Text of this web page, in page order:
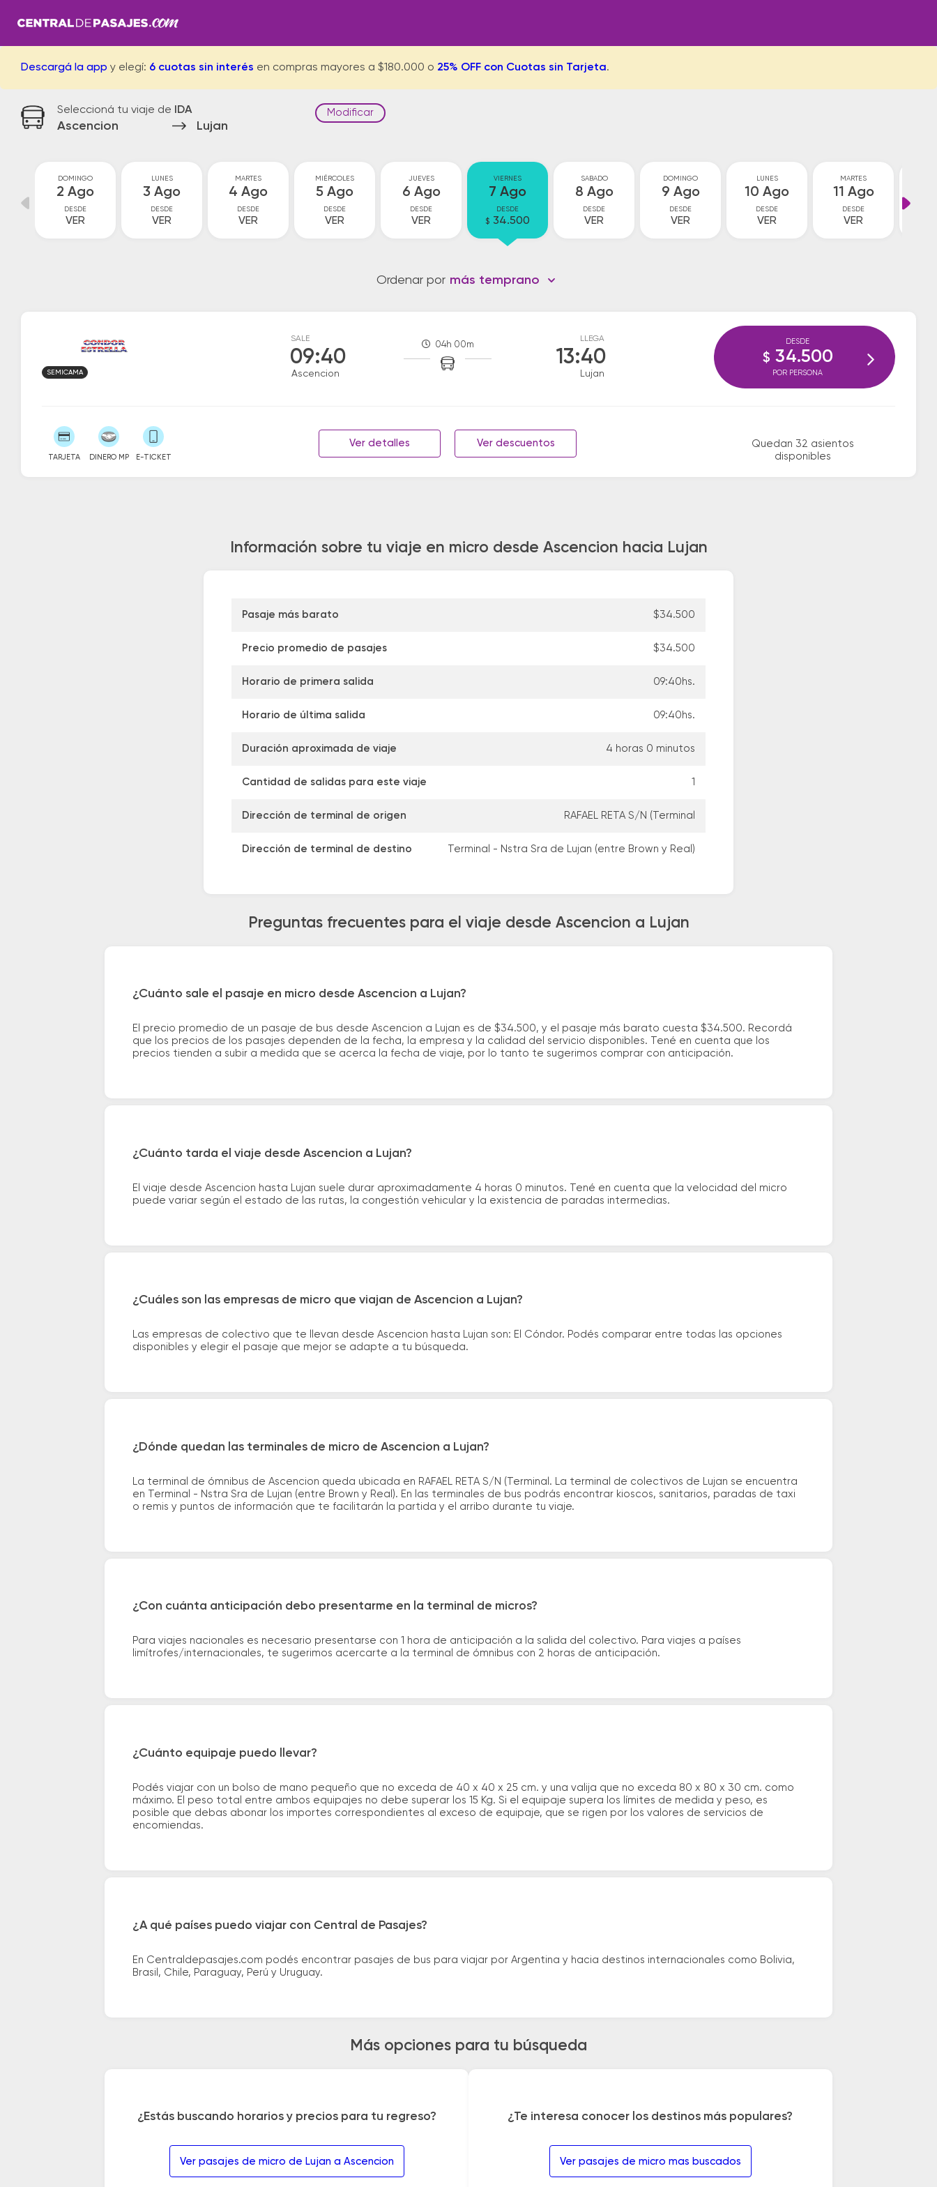
Descargá la app y elegí: 6 cuotas sin interés en compras mayores a $180.000 o 25% OFF con Cuotas sin Tarjeta.
Seleccioná tu viaje de IDA
Ascencion Lujan
Modificar
DOMINGO
2 Ago
DESDE
VER
LUNES
3 Ago
DESDE
VER
MARTES
4 Ago
DESDE
VER
MIÉRCOLES
5 Ago
DESDE
VER
JUEVES
6 Ago
DESDE
VER
VIERNES
7 Ago
DESDE
$ 34.500
SABADO
8 Ago
DESDE
VER
DOMINGO
9 Ago
DESDE
VER
LUNES
10 Ago
DESDE
VER
MARTES
11 Ago
DESDE
VER
Ordenar por más temprano
SALE
09:40
Ascencion
04h 00m
LLEGA
13:40
Lujan
SEMICAMA
TARJETA DINERO MP E-TICKET
Ver detalles Ver descuentos
Quedan 32 asientos
disponibles
DESDE
$ 34.500
POR PERSONA
Información sobre tu viaje en micro desde Ascencion hacia Lujan
Pasaje más barato $34.500
Precio promedio de pasajes $34.500
Horario de primera salida 09:40hs.
Horario de última salida 09:40hs.
Duración aproximada de viaje 4 horas 0 minutos
Cantidad de salidas para este viaje 1
Dirección de terminal de origen RAFAEL RETA S/N (Terminal
Dirección de terminal de destino Terminal - Nstra Sra de Lujan (entre Brown y Real)
Preguntas frecuentes para el viaje desde Ascencion a Lujan
¿Cuánto sale el pasaje en micro desde Ascencion a Lujan?
El precio promedio de un pasaje de bus desde Ascencion a Lujan es de $34.500, y el pasaje más barato cuesta $34.500. Recordá
que los precios de los pasajes dependen de la fecha, la empresa y la calidad del servicio disponibles. Tené en cuenta que los
precios tienden a subir a medida que se acerca la fecha de viaje, por lo tanto te sugerimos comprar con anticipación.
¿Cuánto tarda el viaje desde Ascencion a Lujan?
El viaje desde Ascencion hasta Lujan suele durar aproximadamente 4 horas 0 minutos. Tené en cuenta que la velocidad del micro
puede variar según el estado de las rutas, la congestión vehicular y la existencia de paradas intermedias.
¿Cuáles son las empresas de micro que viajan de Ascencion a Lujan?
Las empresas de colectivo que te llevan desde Ascencion hasta Lujan son: El Cóndor. Podés comparar entre todas las opciones
disponibles y elegir el pasaje que mejor se adapte a tu búsqueda.
¿Dónde quedan las terminales de micro de Ascencion a Lujan?
La terminal de ómnibus de Ascencion queda ubicada en RAFAEL RETA S/N (Terminal. La terminal de colectivos de Lujan se encuentra
en Terminal - Nstra Sra de Lujan (entre Brown y Real). En las terminales de bus podrás encontrar kioscos, sanitarios, paradas de taxi
o remis y puntos de información que te facilitarán la partida y el arribo durante tu viaje.
¿Con cuánta anticipación debo presentarme en la terminal de micros?
Para viajes nacionales es necesario presentarse con 1 hora de anticipación a la salida del colectivo. Para viajes a países
limítrofes/internacionales, te sugerimos acercarte a la terminal de ómnibus con 2 horas de anticipación.
¿Cuánto equipaje puedo llevar?
Podés viajar con un bolso de mano pequeño que no exceda de 40 x 40 x 25 cm. y una valija que no exceda 80 x 80 x 30 cm. como
máximo. El peso total entre ambos equipajes no debe superar los 15 Kg. Si el equipaje supera los límites de medida y peso, es
posible que debas abonar los importes correspondientes al exceso de equipaje, que se rigen por los valores de servicios de
encomiendas.
¿A qué países puedo viajar con Central de Pasajes?
En Centraldepasajes.com podés encontrar pasajes de bus para viajar por Argentina y hacia destinos internacionales como Bolivia,
Brasil, Chile, Paraguay, Perú y Uruguay.
Más opciones para tu búsqueda
¿Estás buscando horarios y precios para tu regreso?
Ver pasajes de micro de Lujan a Ascencion
¿Te interesa conocer los destinos más populares?
Ver pasajes de micro mas buscados